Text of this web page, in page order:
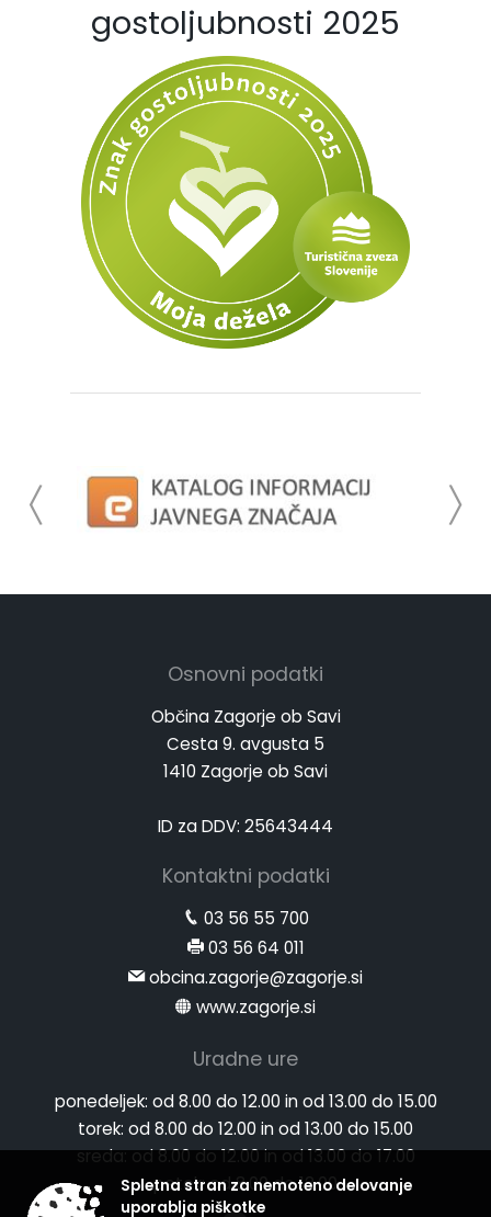
gostoljubnosti 2025
Osnovni podatki
Občina Zagorje ob Savi
Cesta 9. avgusta 5
1410 Zagorje ob Savi
ID za DDV: 25643444
Kontaktni podatki
03 56 55 700
03 56 64 011
obcina.zagorje@zagorje.si
www.zagorje.si
Uradne ure
ponedeljek: od 8.00 do 12.00 in od 13.00 do 15.00
torek: od 8.00 do 12.00 in od 13.00 do 15.00
sreda:od 8.00 do 12.00 in od 13.00 do 17.00
petek:od 8.00 do 12.00
Spletna stran za nemoteno delovanje
uporablja piškotke